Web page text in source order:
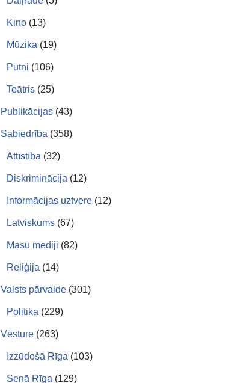
Kino (13)
Mūzika (19)
Putni (106)
Teātris (25)
Publikācijas (43)
Sabiedrība (358)
Attīstība (32)
Diskriminācija (12)
Informācijas uztvere (12)
Latviskums (67)
Masu mediji (82)
Reliģija (14)
Valsts pārvalde (301)
Politika (229)
Vēsture (263)
Izzūdošā Rīga (103)
Senā Rīga (129)